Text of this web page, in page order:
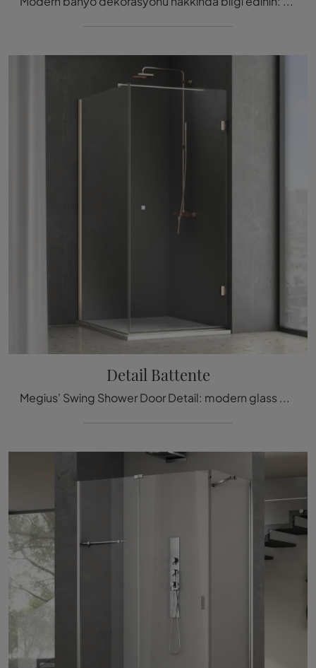
Detail Battente
Megius' Swing Shower Door Detail: modern glass bathroom furniture and decorate your bathroom.